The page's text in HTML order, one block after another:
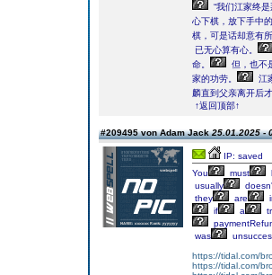
“我们江家终
心下棋，放下手中
棋，可是话却意有
已无心算有心。
命。
但，也不
家的功劳。
江
麟直到父亲离开后
↑返回顶部↑
#209495 von Adam Jack25.01.2025 -
IP: saved
You
must
usually
they
are
if
a
was
https://tidal.com/
https://tidal.com/